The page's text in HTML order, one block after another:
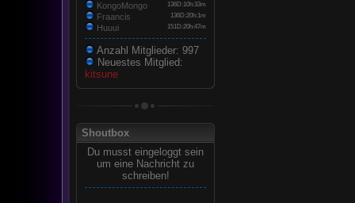
KongoMongo 136D:10h:33m
Fraancis 136D:20h:1m
Huuui 151D:20h:47m
Anzahl Mitglieder: 997
Neuestes Mitglied:
kitsune
Shoutbox
Du musst eingeloggt sein
um eine Nachricht zu
schreiben!